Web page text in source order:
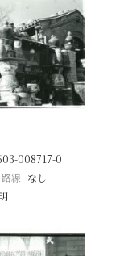
008717-0
路線 なし